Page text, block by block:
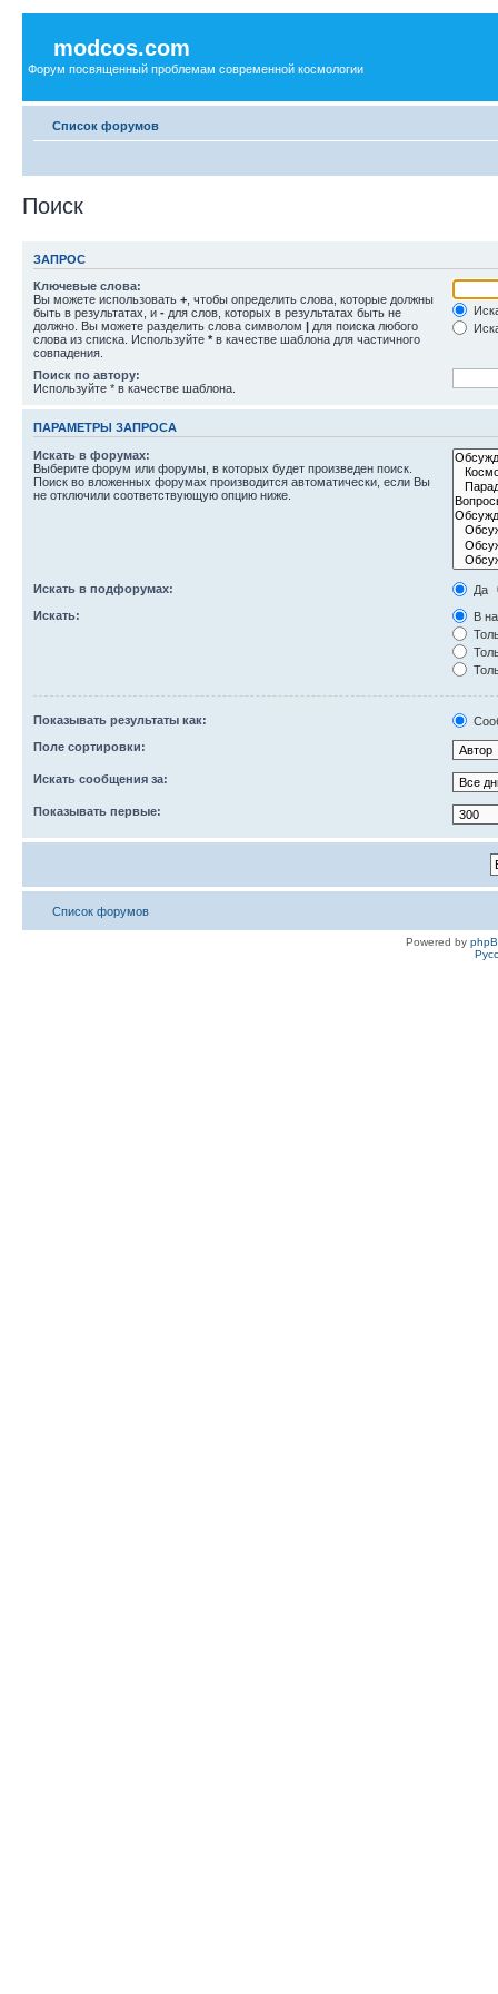
modcos.com
Форум посвященный проблемам современной космологии
Список форумов
Поиск
ЗАПРОС
Ключевые слова:
Вы можете использовать + , чтобы определить слова, которые должны
быть в результатах, и - для слов, которых в результатах быть не
должно. Вы можете разделить слова символом | для поиска любого
слова из списка. Используйте * в качестве шаблона для частичного
совпадения.
Поиск по автору:
Используйте * в качестве шаблона.
ПАРАМЕТРЫ ЗАПРОСА
Искать в форумах:
Выберите форум или форумы, в которых будет произведен поиск.
Поиск во вложенных форумах производится автоматически, если Вы
не отключили соответствующую опцию ниже.
Искать в подфорумах:
Да
Искать:
В
Показывать результаты как:
Поле сортировки:
Искать сообщения за:
Показывать первые:
Список форумов
Powered by